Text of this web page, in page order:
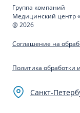
Группа компаний
Медицинский центр
@ 2026
Соглашение на
Политика
Санкт-